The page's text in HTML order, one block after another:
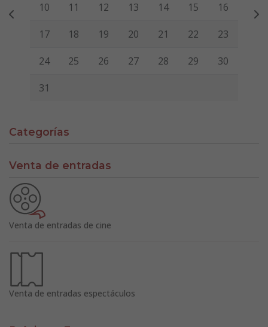
10 11 12 13 14 15 16
17 18 19 20 21 22 23
24 25 26 27 28 29 30
31
Categorías
Venta de entradas
Venta de entradas de cine
Venta de entradas espectáculos